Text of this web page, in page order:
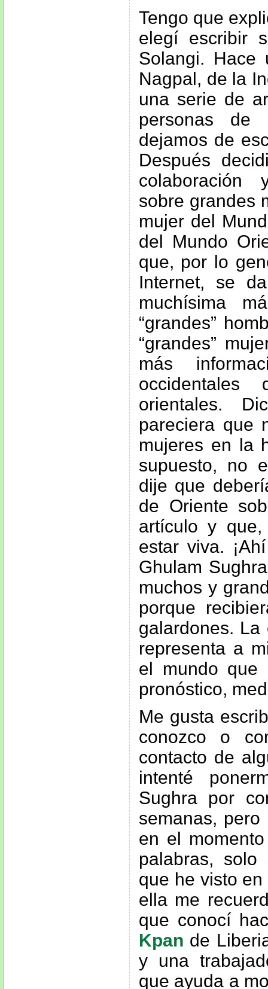
Tengo que
elegí escribir
Solangi. Hace
Nagpal, de la
una serie de
personas de
dejamos de
Después
colaboración
sobre grandes
mujer del
del Mundo
que, por lo
Internet, se
muchísima
“grandes”
“grandes”
más
occidentales
orientales.
pareciera que
mujeres en la
supuesto, no
dije que
de Oriente
artículo y
estar viva.
Ghulam
muchos y
porque
galardones.
representa a
el mundo que
pronóstico,
Me gusta
conozco o
contacto de
intenté
Sughra por
semanas,
en el
palabras,
que he visto
ella me
que conocí
Kpan de
y una
que ayuda a